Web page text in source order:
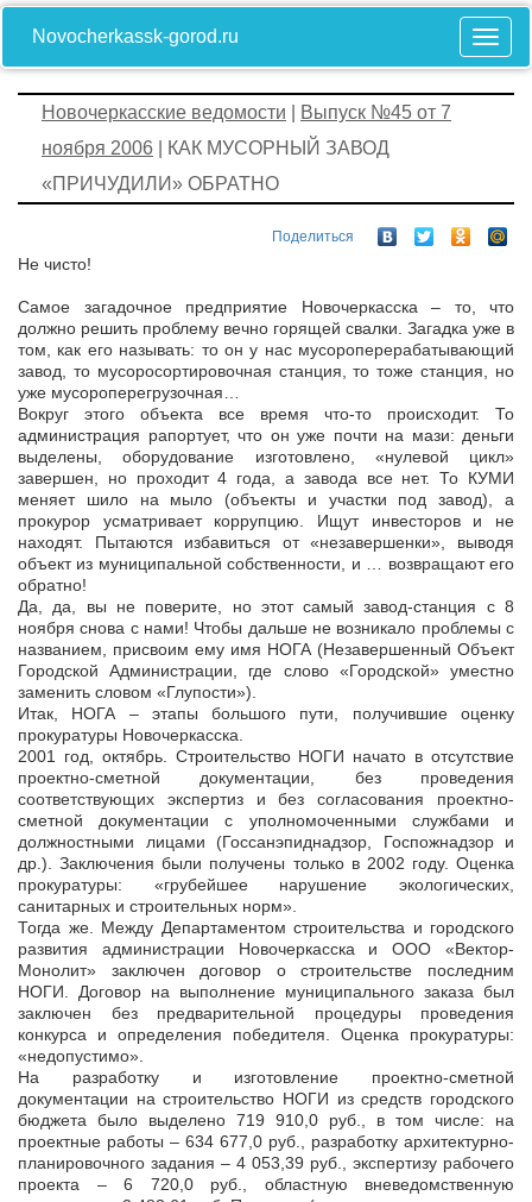
Novocherkassk-gorod.ru
Новочеркасские ведомости
Выпуск №45 от 7
ноября 2006 | КАК МУСОРНЫЙ ЗАВОД
«ПРИЧУДИЛИ» ОБРАТНО
Поделиться
Не чисто!
Самое загадочное предприятие Новочеркасска – то, что
должно решить проблему вечно горящей свалки. Загадка уже в
том, как его называть: то он у нас мусороперерабатывающий
завод, то мусоросортировочная станция, то тоже станция, но
уже мусороперегрузочная…
Вокруг этого объекта все время что-то происходит. То
администрация рапортует, что он уже почти на мази: деньги
выделены, оборудование изготовлено, «нулевой цикл»
завершен, но проходит 4 года, а завода все нет. То КУМИ
меняет шило на мыло (объекты и участки под завод), а
прокурор усматривает коррупцию. Ищут инвесторов и не
находят. Пытаются избавиться от «незавершенки», выводя
объект из муниципальной собственности, и … возвращают его
обратно!
Да, да, вы не поверите, но этот самый завод-станция с 8
ноября снова с нами! Чтобы дальше не возникало проблемы с
названием, присвоим ему имя НОГА (Незавершенный Объект
Городской Администрации, где слово «Городской» уместно
заменить словом «Глупости»).
Итак, НОГА – этапы большого пути, получившие оценку
прокуратуры Новочеркасска.
2001 год, октябрь. Строительство НОГИ начато в отсутствие
проектно-сметной документации, без проведения
соответствующих экспертиз и без согласования проектно-
сметной документации с уполномоченными службами и
должностными лицами (Госсанэпиднадзор, Госпожнадзор и
др.). Заключения были получены только в 2002 году. Оценка
прокуратуры: «грубейшее нарушение экологических,
санитарных и строительных норм».
Тогда же. Между Департаментом строительства и городского
развития администрации Новочеркасска и ООО «Вектор-
Монолит» заключен договор о строительстве последним
НОГИ. Договор на выполнение муниципального заказа был
заключен без предварительной процедуры проведения
конкурса и определения победителя. Оценка прокуратуры:
«недопустимо».
На разработку и изготовление проектно-сметной
документации на строительство НОГИ из средств городского
бюджета было выделено 719 910,0 руб., в том числе: на
проектные работы – 634 677,0 руб., разработку архитектурно-
планировочного задания – 4 053,39 руб., экспертизу рабочего
проекта – 6 720,0 руб., областную вневедомственную